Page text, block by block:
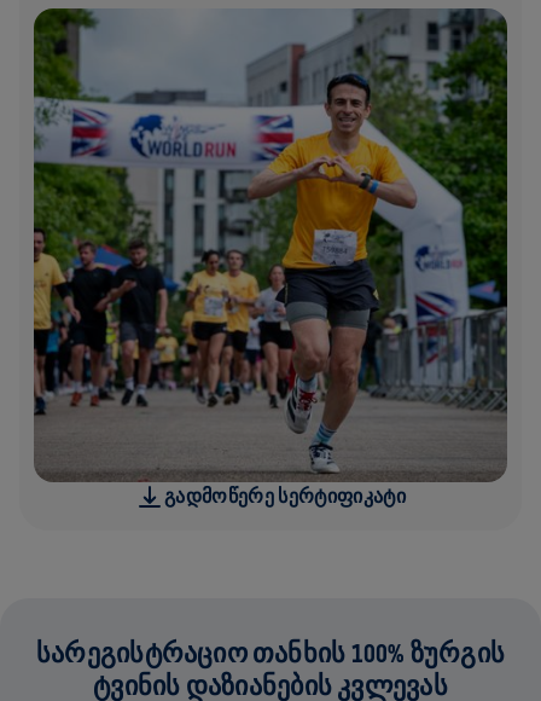
ᲒᲐᲓᲛᲝᲬᲔᲠᲔ ᲡᲔᲠᲢᲘᲤᲘᲙᲐᲢᲘ
ᲡᲐᲠᲔᲒᲘᲡᲢᲠᲐᲪᲘᲝ ᲗᲐᲜᲮᲘᲡ 100% ᲖᲣᲠᲒᲘᲡ
ᲢᲕᲘᲜᲘᲡ ᲓᲐᲖᲘᲐᲜᲔᲑᲘᲡ ᲙᲕᲚᲔᲕᲐᲡ